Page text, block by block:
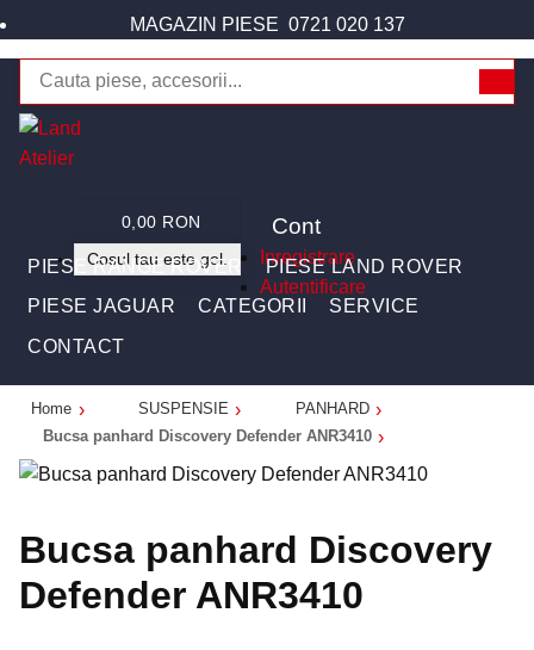
MAGAZIN PIESE 0721 020 137
Cont
Inregistrare
Autentificare
0,00 RON
Cosul tau este gol.
PIESE RANGE ROVER
PIESE LAND ROVER
PIESE JAGUAR
CATEGORII
SERVICE
CONTACT
Home SUSPENSIE
PANHARD
Bucsa panhard Discovery Defender ANR3410
Bucsa panhard Discovery
Defender ANR3410